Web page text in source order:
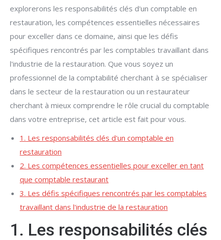
explorerons les responsabilités clés d'un comptable en
restauration, les compétences essentielles nécessaires
pour exceller dans ce domaine, ainsi que les défis
spécifiques rencontrés par les comptables travaillant dans
l'industrie de la restauration. Que vous soyez un
professionnel de la comptabilité cherchant à se spécialiser
dans le secteur de la restauration ou un restaurateur
cherchant à mieux comprendre le rôle crucial du comptable
dans votre entreprise, cet article est fait pour vous.
1. Les responsabilités clés d'un comptable en
restauration
2. Les compétences essentielles pour exceller en tant
que comptable restaurant
3. Les défis spécifiques rencontrés par les comptables
travaillant dans l'industrie de la restauration
1. Les responsabilités clés